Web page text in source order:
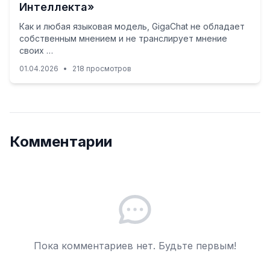
Интеллекта»
Как и любая языковая модель, GigaChat не обладает
собственным мнением и не транслирует мнение
своих …
01.04.2026 • 218 просмотров
Комментарии
Пока комментариев нет. Будьте первым!